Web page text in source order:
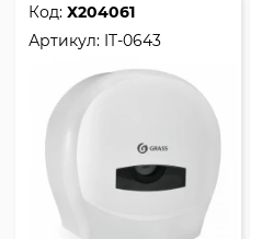
Код:Х204061
Артикул: IT-0643